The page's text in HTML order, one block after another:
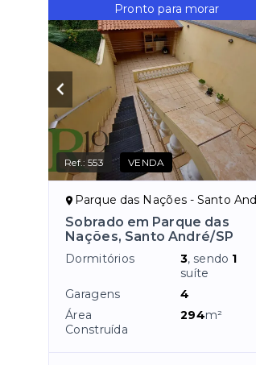
Pronto para morar
Ref.:553 VENDA
Parque das Nações - Santo André/SP
Sobrado em Parque das
Nações, Santo André/SP
Dormitórios 3, sendo 1
suíte
Garagens
4
Área
Construída
294m²